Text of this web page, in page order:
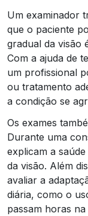
Um examinador
que o paciente
gradual da visão
Com a ajuda de
um profissional
ou tratamento
a condição se
Os exames
Durante uma
explicam a
da visão. Além
avaliar a
diária, como o
passam horas